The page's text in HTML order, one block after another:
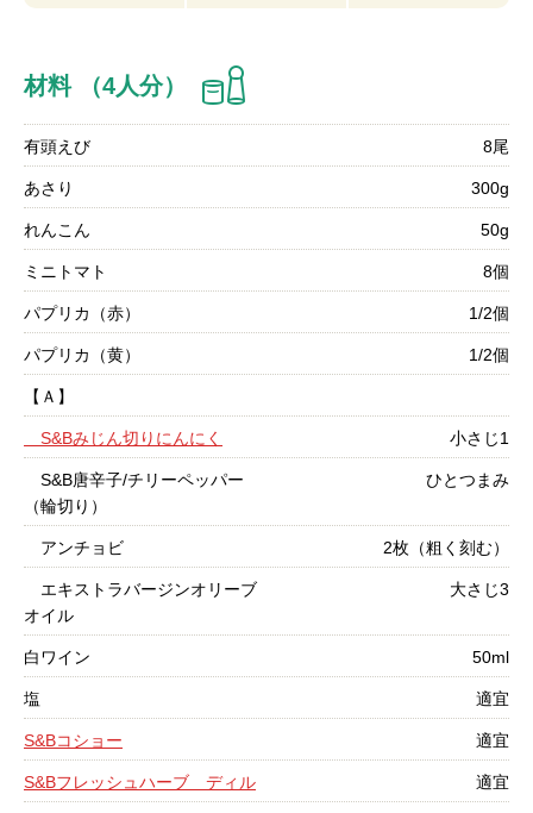
材料 （4人分）
有頭えび 8尾
あさり 300g
れんこん 50g
ミニトマト 8個
パプリカ（赤） 1/2個
パプリカ（黄） 1/2個
【Ａ】
S&Bみじん切りにんにく 小さじ1
S&B唐辛子/チリーペッパー
（輪切り）
ひとつまみ
アンチョビ 2枚（粗く刻む）
エキストラバージンオリーブ
オイル
大さじ3
白ワイン 50ml
塩 適宜
S&Bコショー 適宜
S&Bフレッシュハーブ ディル 適宜